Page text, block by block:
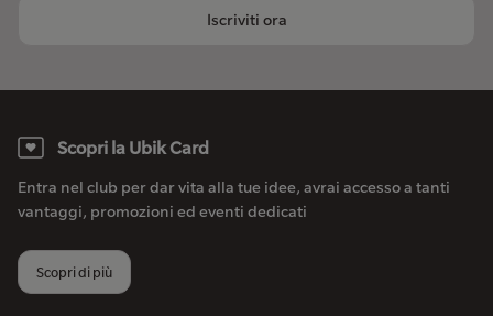
Iscriviti ora
Scopri la Ubik Card
Entra nel club per dar vita alla tue idee, avrai accesso a tanti
vantaggi, promozioni ed eventi dedicati
Scopri di più